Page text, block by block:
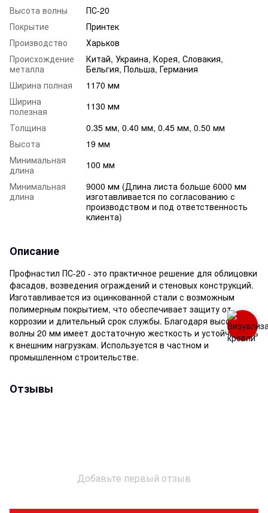
Высота волны
ПС-20
Покрытие
Принтек
Производство
Харьков
Происхождение
металла
Китай, Украина, Корея, Словакия,
Бельгия, Польша, Германия
Ширина полная
1170 мм
Ширина
полезная
1130 мм
Толщина
0.35 мм, 0.40 мм, 0.45 мм, 0.50 мм
Высота
19 мм
Минимальная
длина
100 мм
Минимальная
длина
9000 мм (Длина листа больше 6000 мм
изготавливается по согласованию с
производством и под ответственность
клиента)
Описание
Профнастил ПС-20 - это практичное решение для облицовки
фасадов, возведения ограждений и стеновых конструкций.
Изготавливается из оцинкованной стали с возможным
полимерным покрытием, что обеспечивает защиту от
коррозии и длительный срок службы. Благодаря высоте
волны 20 мм имеет достаточную жесткость и устойчивость
к внешним нагрузкам. Используется в частном и
промышленном строительстве.
Отзывы
Добавьте первый отзыв